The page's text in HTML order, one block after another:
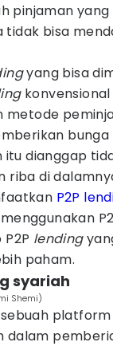
pinjaman
tidak bisa
yang bisa
konvensional
metode
dianggap
riba di
P2P
lending
paham.
syariah
Shemi)